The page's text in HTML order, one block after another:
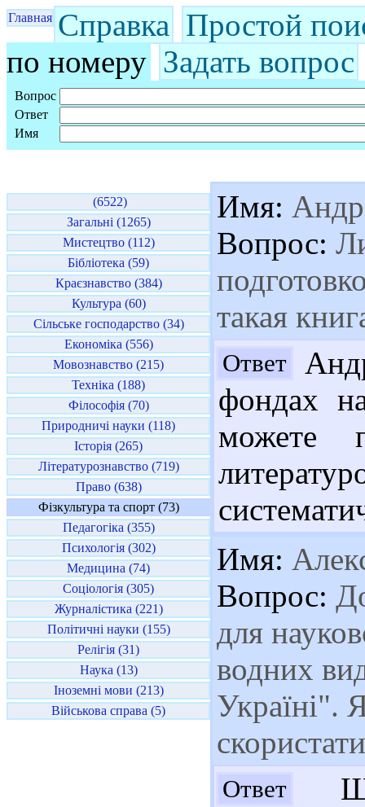
Главная Справка Простой
по номеру Задать вопрос
Вопрос
Ответ
Имя
(6522)
Загальні (1265)
Мистецтво (112)
Бібліотека (59)
Краєзнавство (384)
Культура (60)
Сільське господарство (34)
Економіка (556)
Мовознавство (215)
Техніка (188)
Філософія (70)
Природничі науки (118)
Історія (265)
Літературознавство (719)
Право (638)
Фізкультура та спорт (73)
Педагогіка (355)
Психологія (302)
Медицина (74)
Соціологія (305)
Журналістика (221)
Політичні науки (155)
Релігія (31)
Наука (13)
Іноземні мови (213)
Військова справа (5)
Имя:
Вопрос:
такая
Ответ
фондах
можете
Имя:
Вопрос:
для
водних
Україні".
Ответ